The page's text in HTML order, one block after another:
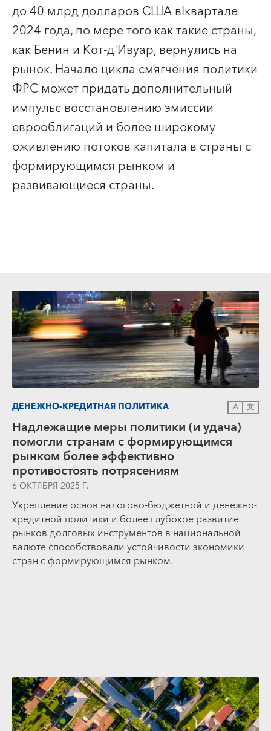
до 40 млрд долларов США вIквартале
2024 года, по мере того как такие страны,
как Бенин и Кот-д'Ивуар, вернулись на
рынок. Начало цикла смягчения политики
ФРС может придать дополнительный
импульс восстановлению эмиссии
еврооблигаций и более широкому
оживлению потоков капитала в страны с
формирующимся рынком и
развивающиеся страны.
ДЕНЕЖНО-КРЕДИТНАЯ ПОЛИТИКА A 文
Надлежащие меры политики (и удача)
помогли странам с формирующимся
рынком более эффективно
противостоять потрясениям
6 ОКТЯБРЯ 2025 Г.
Укрепление основ налогово-бюджетной и денежно-
кредитной политики и более глубокое развитие
рынков долговых инструментов в национальной
валюте способствовали устойчивости экономики
стран с формирующимся рынком.